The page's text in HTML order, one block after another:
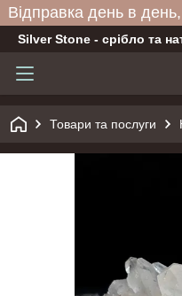
Відправка день в
Silver Stone - срібло та
Товари та послуги